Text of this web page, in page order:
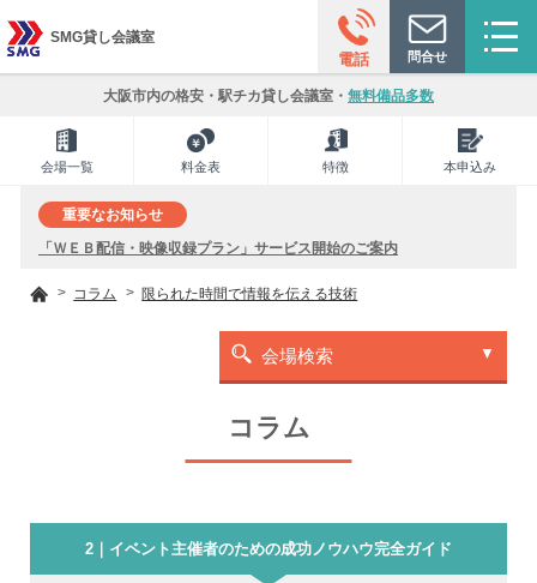
電話 問合せ
SMG貸し会議室
大阪市内の格安・駅チカ貸し会議室・ 無料備品多数
会場一覧 料金表 特徴 本申込み
重要なお知らせ
「ＷＥＢ配信・映像収録プラン」サービス開始のご案内
コラム 限られた時間で情報を伝える技術
会場検索
コラム
2｜イベント主催者のための成功ノウハウ完全ガイド